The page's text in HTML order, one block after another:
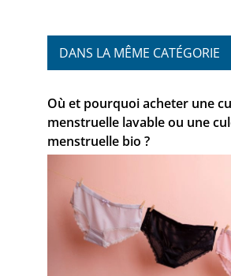
DANS LA MÊME CATÉGORIE
Où et pourquoi acheter une
menstruelle lavable ou une
menstruelle bio ?